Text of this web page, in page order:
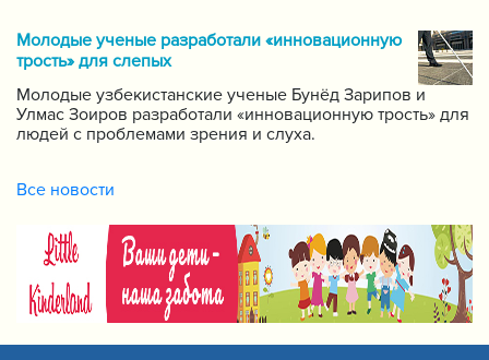
за качеством образования при Кабинете Министров
Республики Узбекистан.
Молодые ученые разработали «инновационную
трость» для слепых
Молодые узбекистанские ученые Бунёд Зарипов и
Улмас Зоиров разработали «инновационную трость» для
людей с проблемами зрения и слуха.
Все новости